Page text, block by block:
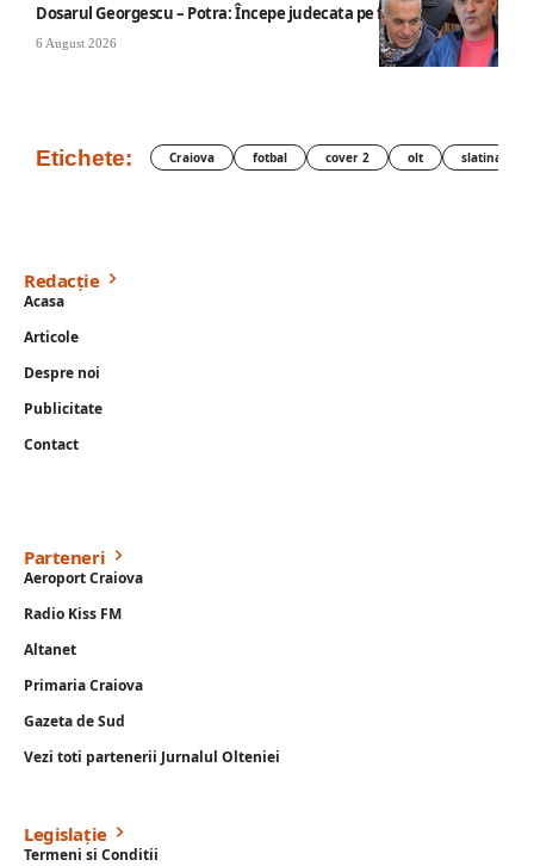
Dosarul Georgescu – Potra: Începe judecata pe fond
6 August 2026
Etichete: Craiova fotbal cover 2 olt slatina
Redacție
Acasa
Articole
Despre noi
Publicitate
Contact
Parteneri
Aeroport Craiova
Radio Kiss FM
Altanet
Primaria Craiova
Gazeta de Sud
Vezi toti partenerii Jurnalul Olteniei
Legislație
Termeni si Conditii